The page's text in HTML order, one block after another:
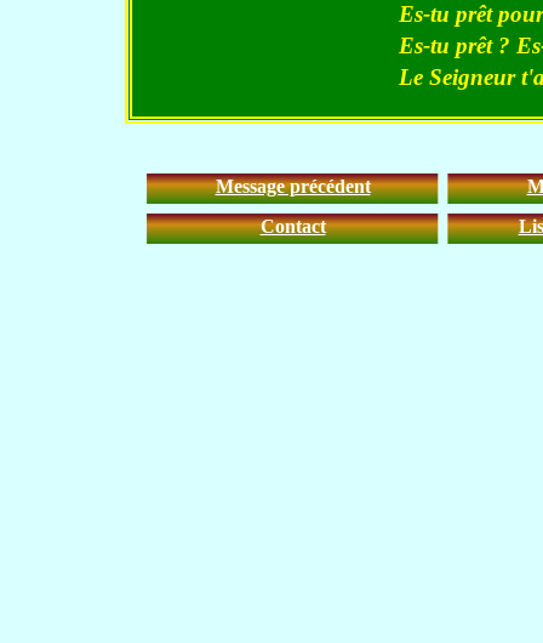
Es-tu prêt
Es-tu prêt ?
Le Seigneur
Message précédent
Contact